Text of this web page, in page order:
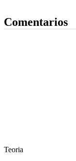
Comentarios
Teoria